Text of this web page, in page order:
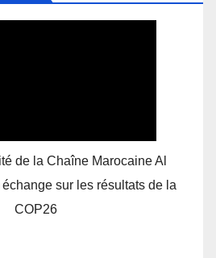
de la Chaîne Marocaine Al
sur les résultats de la
COP26